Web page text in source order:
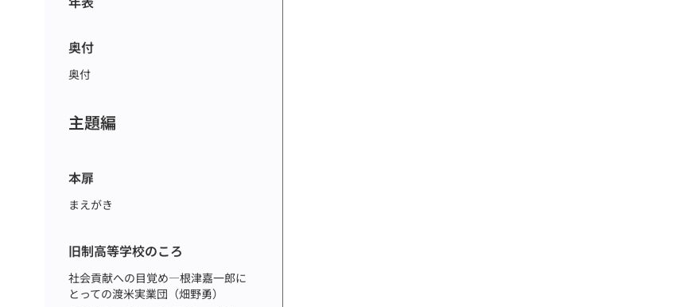
奥付
奥付
主題編
本扉
まえがき
旧制高等学校のころ
社会貢献への目覚め―根津嘉一郎に
とっての渡米実業団（畑野勇）